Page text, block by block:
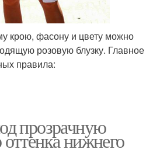
крою, фасону и цвету можно
розовую блузку. Главное
правила:
прозрачную
нижнего